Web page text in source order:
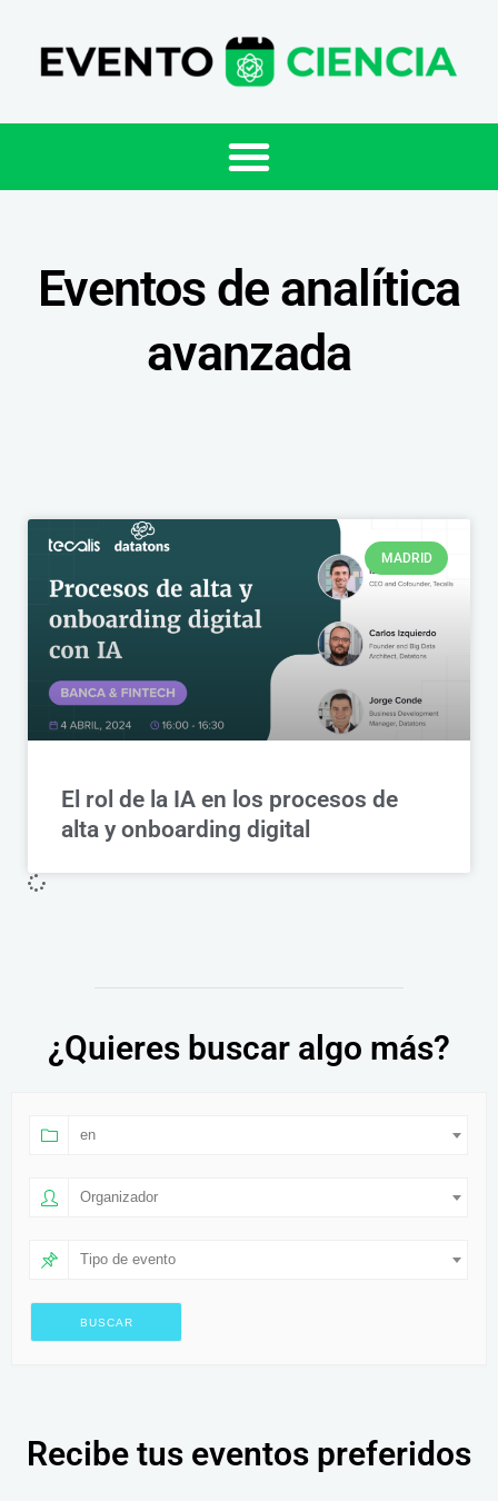
Eventos de analítica
avanzada
MADRID
El rol de la IA en los procesos de
alta y onboarding digital
¿Quieres buscar algo más?
en
Organizador
Tipo de evento
Recibe tus eventos preferidos